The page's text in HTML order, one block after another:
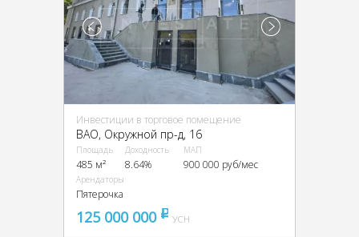
Инвестиции в торговое помещение
ВАО, Окружной пр-д, 16
Площадь
485 м²
Доходность
8.64%
МАП
900 000 руб/мес
Арендаторы
Пятерочка
125 000 000 pуб
УСН